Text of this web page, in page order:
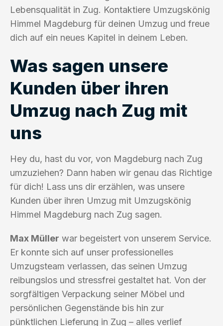
Lebensqualität in Zug. Kontaktiere Umzugskönig
Himmel Magdeburg für deinen Umzug und freue
dich auf ein neues Kapitel in deinem Leben.
Was sagen unsere
Kunden über ihren
Umzug nach Zug mit
uns
Hey du, hast du vor, von Magdeburg nach Zug
umzuziehen? Dann haben wir genau das Richtige
für dich! Lass uns dir erzählen, was unsere
Kunden über ihren Umzug mit Umzugskönig
Himmel Magdeburg nach Zug sagen.
Max Müller war begeistert von unserem Service.
Er konnte sich auf unser professionelles
Umzugsteam verlassen, das seinen Umzug
reibungslos und stressfrei gestaltet hat. Von der
sorgfältigen Verpackung seiner Möbel und
persönlichen Gegenstände bis hin zur
pünktlichen Lieferung in Zug – alles verlief